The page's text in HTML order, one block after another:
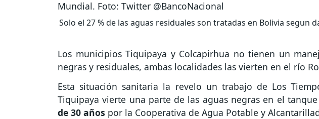
Solo el 27 % de las aguas residuales son tratadas en Bolivia segun
Los municipios Tiquipaya y Colcapirhua no tienen un
negras y residuales, ambas localidades las vierten en el río
Esta situación sanitaria la revelo un trabajo de Los
Tiquipaya vierte una parte de las aguas negras en el
de 30 años por la Cooperativa de Agua Potable y